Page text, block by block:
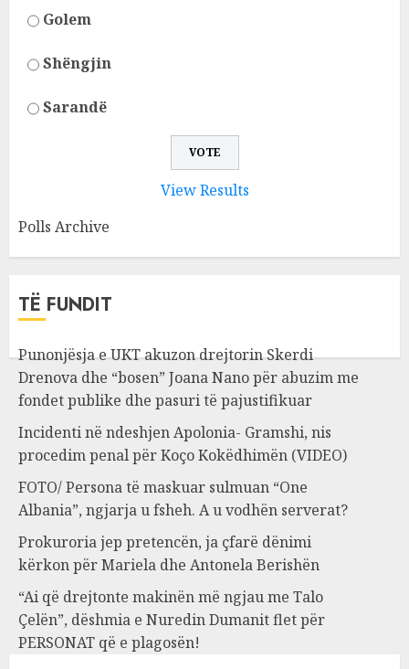
Golem
Shëngjin
Sarandë
View Results
Polls Archive
TË FUNDIT
Punonjësja e UKT akuzon drejtorin Skerdi
Drenova dhe “bosen” Joana Nano për abuzim me
fondet publike dhe pasuri të pajustifikuar
Incidenti në ndeshjen Apolonia- Gramshi, nis
procedim penal për Koço Kokëdhimën (VIDEO)
FOTO/ Persona të maskuar sulmuan “One
Albania”, ngjarja u fsheh. A u vodhën serverat?
Prokuroria jep pretencën, ja çfarë dënimi
kërkon për Mariela dhe Antonela Berishën
“Ai që drejtonte makinën më ngjau me Talo
Çelën”, dëshmia e Nuredin Dumanit flet për
PERSONAT që e plagosën!